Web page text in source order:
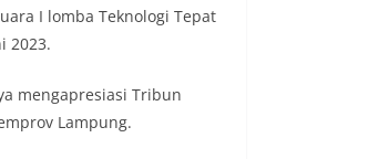
I lomba Teknologi Tepat
2023.
mengapresiasi Tribun
Lampung.